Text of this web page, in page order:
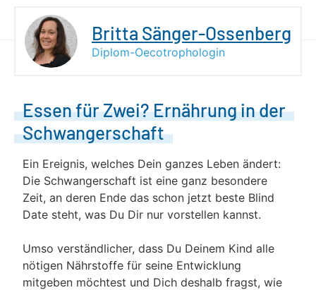
Britta Sänger-Ossenberg
Diplom-Oecotrophologin
Essen für Zwei? Ernährung in der
Schwangerschaft
Ein Ereignis, welches Dein ganzes Leben ändert:
Die Schwangerschaft ist eine ganz besondere
Zeit, an deren Ende das schon jetzt beste Blind
Date steht, was Du Dir nur vorstellen kannst.
Umso verständlicher, dass Du Deinem Kind alle
nötigen Nährstoffe für seine Entwicklung
mitgeben möchtest und Dich deshalb fragst, wie